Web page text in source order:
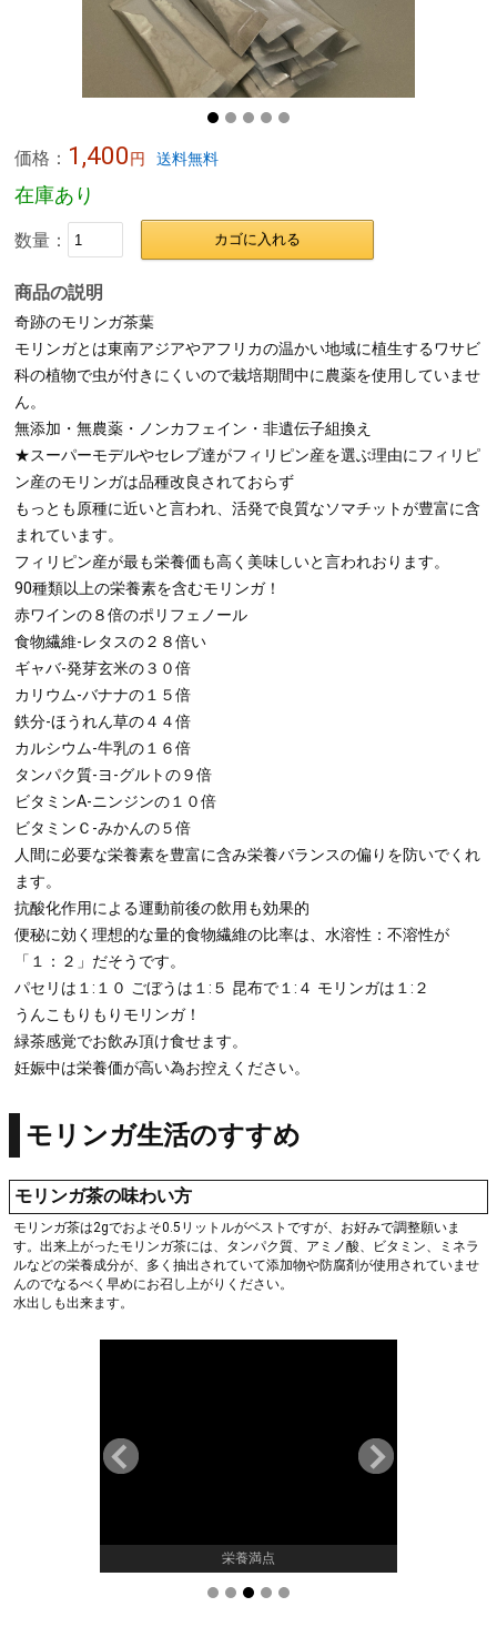
価格： 1,400円 送料無料
在庫あり
数量： カゴに入れる
商品の説明
奇跡のモリンガ茶葉
モリンガとは東南アジアやアフリカの温かい地域に植生するワサビ
科の植物で虫が付きにくいので栽培期間中に農薬を使用していませ
ん。
無添加・無農薬・ノンカフェイン・非遺伝子組換え
★スーパーモデルやセレブ達がフィリピン産を選ぶ理由にフィリピ
ン産のモリンガは品種改良されておらず
もっとも原種に近いと言われ、活発で良質なソマチットが豊富に含
まれています。
フィリピン産が最も栄養価も高く美味しいと言われおります。
90種類以上の栄養素を含むモリンガ！
赤ワインの８倍のポリフェノール
食物繊維-レタスの２８倍い
ギャバ-発芽玄米の３０倍
カリウム-バナナの１５倍
鉄分-ほうれん草の４４倍
カルシウム-牛乳の１６倍
タンパク質-ヨ-グルトの９倍
ビタミンA-ニンジンの１０倍
ビタミンＣ-みかんの５倍
人間に必要な栄養素を豊富に含み栄養バランスの偏りを防いでくれ
ます。
抗酸化作用による運動前後の飲用も効果的
便秘に効く理想的な量的食物繊維の比率は、水溶性：不溶性が
「１：２」だそうです。
パセリは１:１０ ごぼうは１:５ 昆布で１:４ モリンガは１:２
うんこもりもりモリンガ！
緑茶感覚でお飲み頂け食せます。
妊娠中は栄養価が高い為お控えください。
モリンガ生活のすすめ
モリンガ茶の味わい方
モリンガ茶は2gでおよそ0.5リットルがベストですが、お好みで調整願いま
す。出来上がったモリンガ茶には、タンパク質、アミノ酸、ビタミン、ミネラ
ルなどの栄養成分が、多く抽出されていて添加物や防腐剤が使用されていませ
んのでなるべく早めにお召し上がりください。
水出しも出来ます。
栄養満点